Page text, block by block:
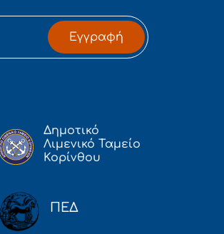
Εγγραφή
Δημοτικό
Λιμενικό Ταμείο
Κορίνθου
ΠΕΔ